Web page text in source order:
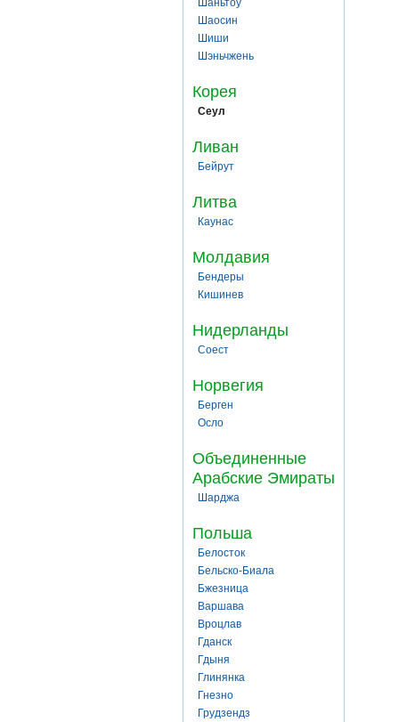
Шаньтоу
Шаосин
Шиши
Шэньчжень
Корея
Сеул
Ливан
Бейрут
Литва
Каунас
Молдавия
Бендеры
Кишинев
Нидерланды
Соест
Норвегия
Берген
Осло
Объединенные
Арабские Эмираты
Шарджа
Польша
Белосток
Бельско-Биала
Бжезница
Варшава
Вроцлав
Гданск
Гдыня
Глинянка
Гнезно
Грудзендз